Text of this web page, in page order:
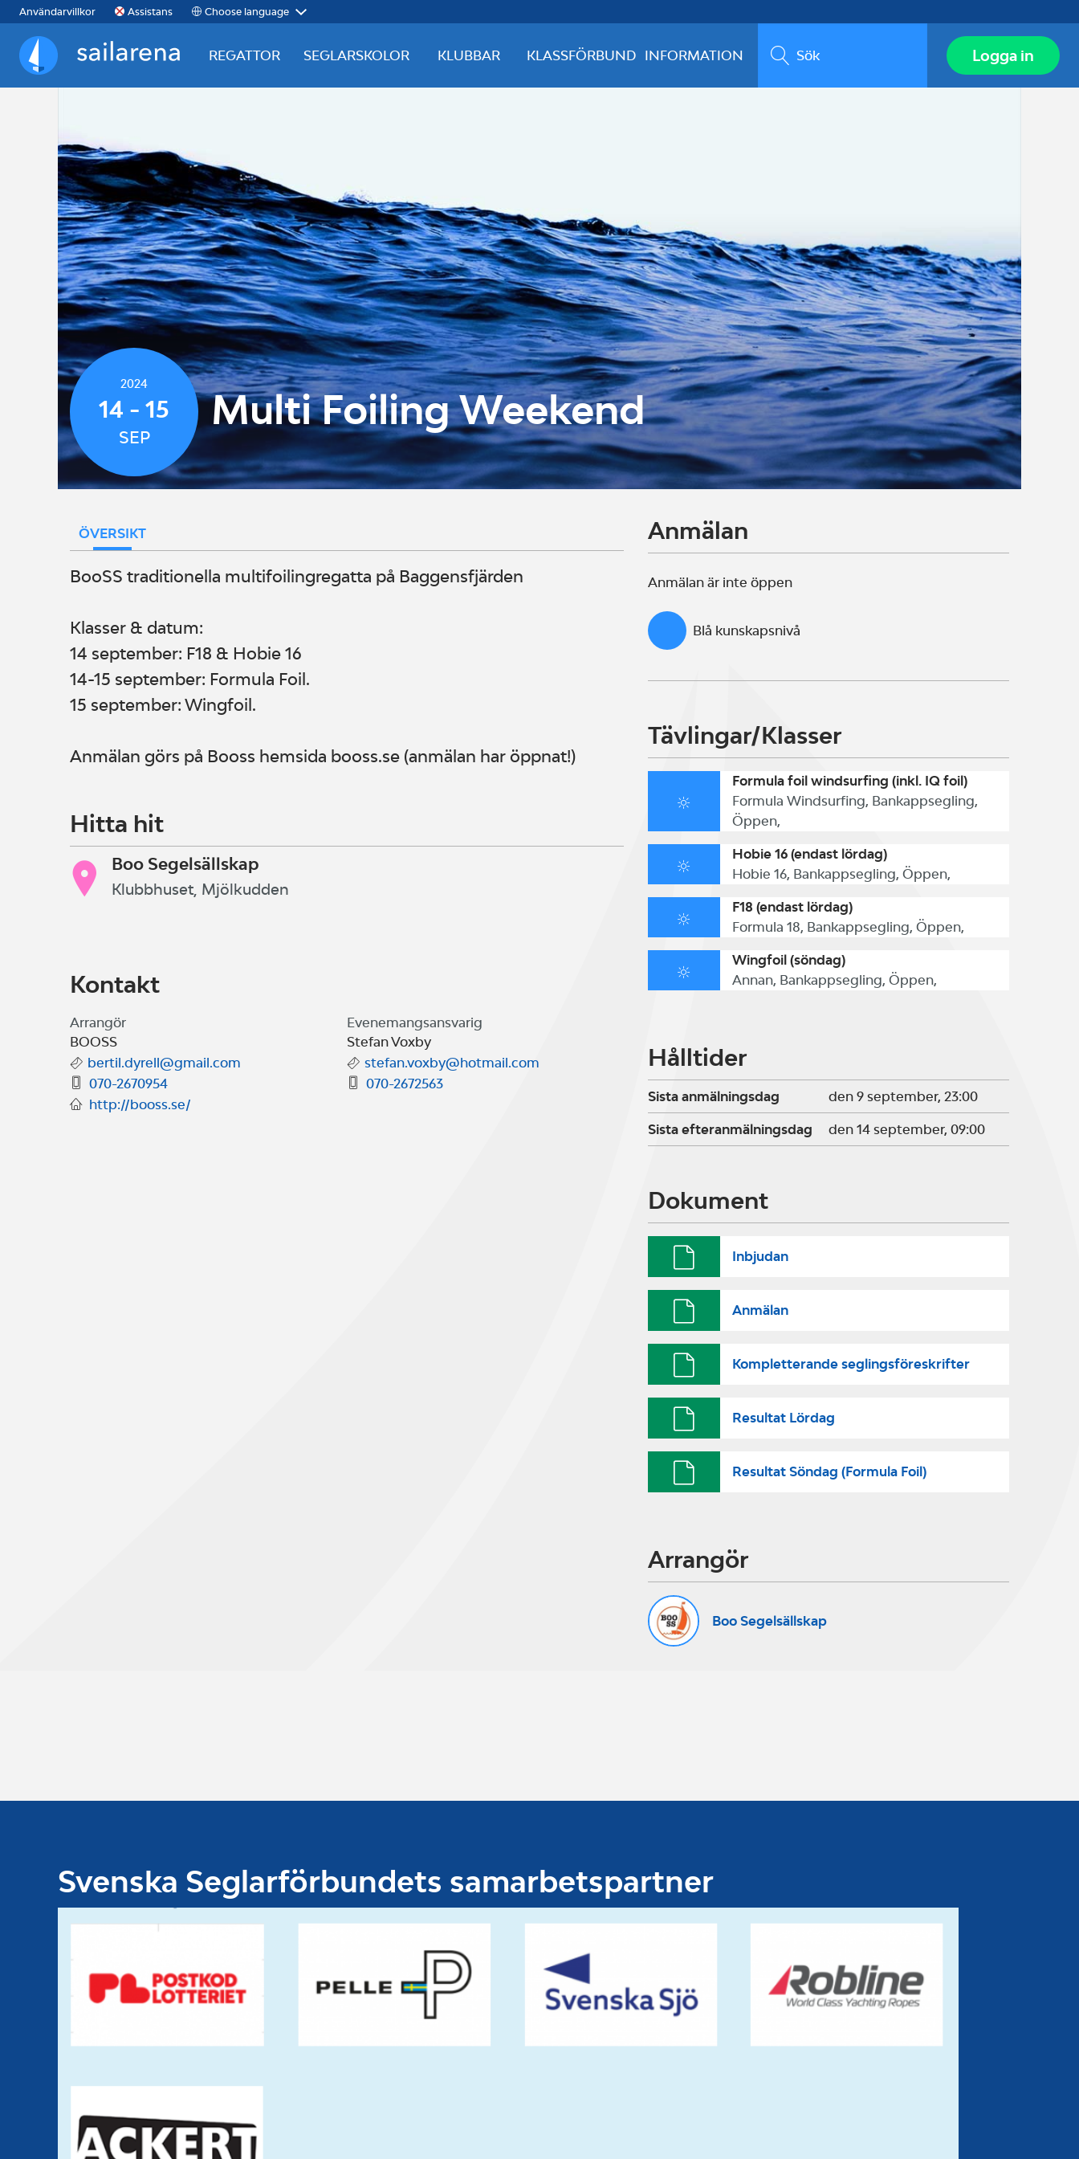
Användarvillkor Assistans Choose language
Sailarena
REGATTOR SEGLARSKOLOR KLUBBAR KLASSFÖRBUND INFORMATION Sök Logga in
2024
14 - 15
SEP
Multi Foiling Weekend
ÖVERSIKT
BooSS traditionella multifoilingregatta på Baggensfjärden
Klasser & datum:
14 september: F18 & Hobie 16
14-15 september: Formula Foil.
15 september: Wingfoil.
Anmälan görs på Booss hemsida booss.se (anmälan har öppnat!)
Hitta hit
Boo Segelsällskap
Klubbhuset, Mjölkudden
Kontakt
Arrangör
BOOSS
bertil.dyrell@gmail.com
070-2670954
http://booss.se/
Evenemangsansvarig
Stefan Voxby
stefan.voxby@hotmail.com
070-2672563
Anmälan
Anmälan är inte öppen
Blå kunskapsnivå
Tävlingar/Klasser
Formula foil windsurfing (inkl. IQ foil)
Formula Windsurfing, Bankappsegling,
Öppen,
Hobie 16 (endast lördag)
Hobie 16, Bankappsegling, Öppen,
F18 (endast lördag)
Formula 18, Bankappsegling, Öppen,
Wingfoil (söndag)
Annan, Bankappsegling, Öppen,
Hålltider
Sista anmälningsdag den 9 september, 23:00
Sista efteranmälningsdag den 14 september, 09:00
Dokument
Inbjudan
Anmälan
Kompletterande seglingsföreskrifter
Resultat Lördag
Resultat Söndag (Formula Foil)
Arrangör
Boo Segelsällskap
Svenska Seglarförbundets samarbetspartner